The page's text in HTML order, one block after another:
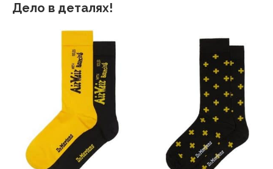
Дело в деталях!